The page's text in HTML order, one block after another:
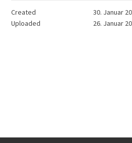
Created
30. Januar
Uploaded
26. Januar